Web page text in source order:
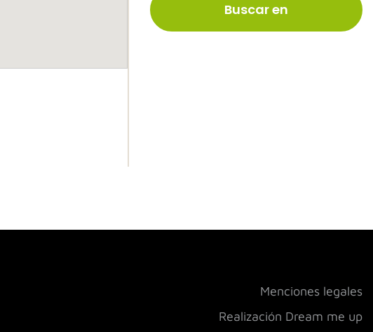
Buscar en
Menciones legales
Realización Dream me up